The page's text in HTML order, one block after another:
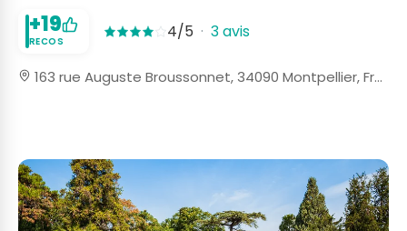
+19
RECOS 4/5 · 3 avis
163 rue Auguste Broussonnet, 34090 Montpellier, France